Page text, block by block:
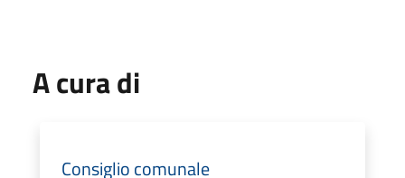
A cura di
Consiglio comunale